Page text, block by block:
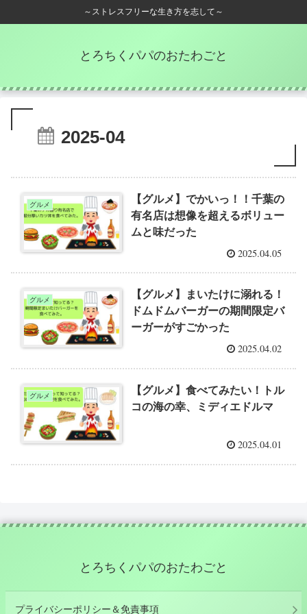
～ストレスフリーな生き方を志して～
とろちくパパのおたわごと
2025-04
グルメ
【グルメ】でかいっ！！千葉の
有名店は想像を超えるボリュー
ムと味だった
2025.04.05
グルメ
【グルメ】まいたけに溺れる！
ドムドムバーガーの期間限定バ
ーガーがすごかった
2025.04.02
グルメ
【グルメ】食べてみたい！トル
コの海の幸、ミディエドルマ
2025.04.01
とろちくパパのおたわごと
プライバシーポリシー＆免責事項